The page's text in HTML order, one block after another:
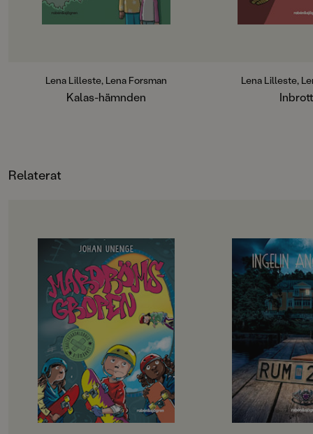
Max och Penny är superbra på att
lösa mysterier. Nu är det fredag och
han bestämmer sig för att hämnas
och förstöra kalaset ... Ska Max och
Forsman. De har kort och läsvänlig
Lena Lilleste, Lena Forsman
Kalas-hämnden
övar på en
när de plötsligt hör
värdesaker – och
ner i källaren … Nu
Lena Lilleste,
Relaterat
OM BOKEN
Rillo och hans kompisar i
Skateboardklubben Blåmärket har
en plan: att bli stans coolaste
skejtare. De har gjort en lista på
svåra skejtgrejer som de måste klara
av, målet är att till sist klara av
Mardrömsgropen, skateparkens
största utmaning. Problemet är
bara att ingen av dem riktigt vågar
… Samtidigt dyker en tjej på
sparkcykel upp i kvarteret. Hon
plaskar genom vattenpölar, skrattar
högt och verkar ha hur roligt som
OM BOKEN
”Välskriven,
och trovärdig”
Dagens Nyheter
Det börjar som en
med bad och sol
men snart börjar
hända. Varför
konstiga saker i
som Meja, Bea och
kollot. Varför
saker på nätterna?
gå upp alldeles av
vem är den